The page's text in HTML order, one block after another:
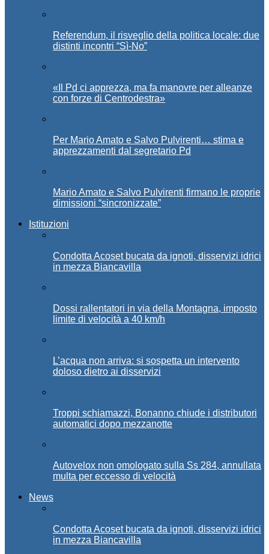
Referendum, il risveglio della politica locale: due
distinti incontri “Sì-No”
«Il Pd ci apprezza, ma fa manovre per alleanze
con forze di Centrodestra»
Per Mario Amato e Salvo Pulvirenti… stima e
apprezzamenti dal segretario Pd
Mario Amato e Salvo Pulvirenti firmano le proprie
dimissioni “sincronizzate”
Istituzioni
Condotta Acoset bucata da ignoti, disservizi idrici
in mezza Biancavilla
Dossi rallentatori in via della Montagna, imposto
limite di velocità a 40 km/h
L’acqua non arriva: si sospetta un intervento
doloso dietro ai disservizi
Troppi schiamazzi, Bonanno chiude i distributori
automatici dopo mezzanotte
Autovelox non omologato sulla Ss 284, annullata
multa per eccesso di velocità
News
Condotta Acoset bucata da ignoti, disservizi idrici
in mezza Biancavilla